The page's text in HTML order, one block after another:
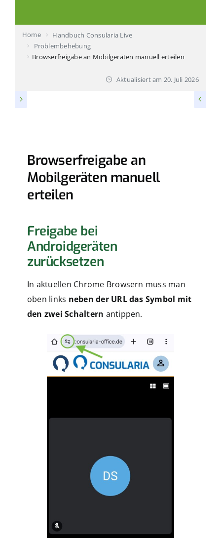
Ihr Ansprechpartner
Home
Handbuch Consularia Live
Problembehebung
Browserfreigabe an Mobilgeräten manuell erteilen
Aktualisiert am 20. Juli 2026
Browserfreigabe an
Mobilgeräten manuell
erteilen
Freigabe bei
Androidgeräten
zurücksetzen
In aktuellen Chrome Browsern muss man
oben links neben der URL das Symbol mit
den zwei Schaltern antippen.